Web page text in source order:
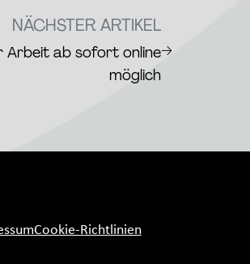
NÄCHSTER ARTIKEL
Arbeit ab sofort online
möglich
→
Cookie-Richtlinien